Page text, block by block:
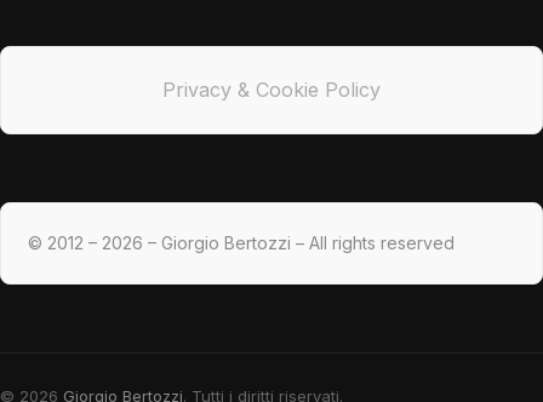
Privacy & Cookie Policy
© 2012 – 2026 – Giorgio Bertozzi – All rights reserved
© 2026 Giorgio Bertozzi. Tutti i diritti riservati.